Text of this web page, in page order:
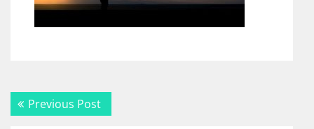
Navigacija
prispevka
Previous PostPrevious
post: